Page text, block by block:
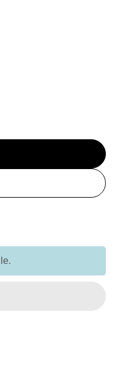
in acciaio inossidabile
termica in acciaio